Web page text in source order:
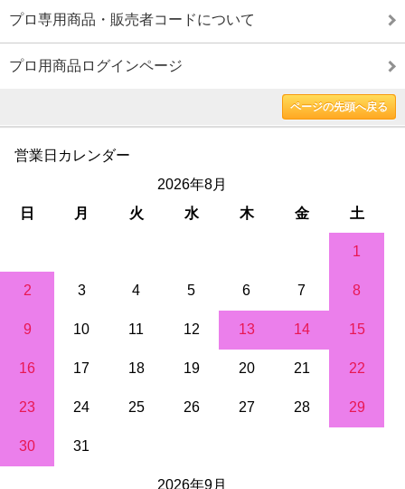
プロ専用商品・販売者コードについて
プロ用商品ログインページ
ページの先頭へ戻る
営業日カレンダー
2026年8月
日
月 火 水 木 金 土
1
2 3 4 5 6 7 8
9 10 11 12 13 14 15
16 17 18 19 20 21 22
23 24 25 26 27 28 29
30 31
2026年9月